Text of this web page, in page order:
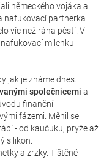
německého vojáka a
nafukovací partnerka
víc než rána pěstí. V
milenku
jak je známe dnes.
společnicemi a
finanční
fázemi. Měnil se
- od kaučuku, pryže až
silikon.
a zrzky. Tištěné